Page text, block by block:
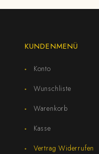
KUNDENMENÜ
Konto
Wunschliste
Warenkorb
Kasse
Vertrag Widerrufen